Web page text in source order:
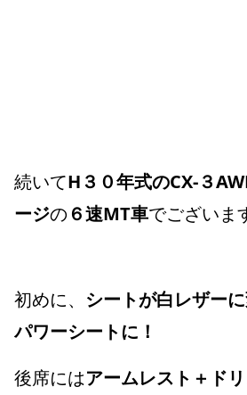
続いてH３０年式のCX-３
ージの ６速MT車でございま
初めに、 シートが白レザー
パワーシートに！
後席にはアームレスト＋ド